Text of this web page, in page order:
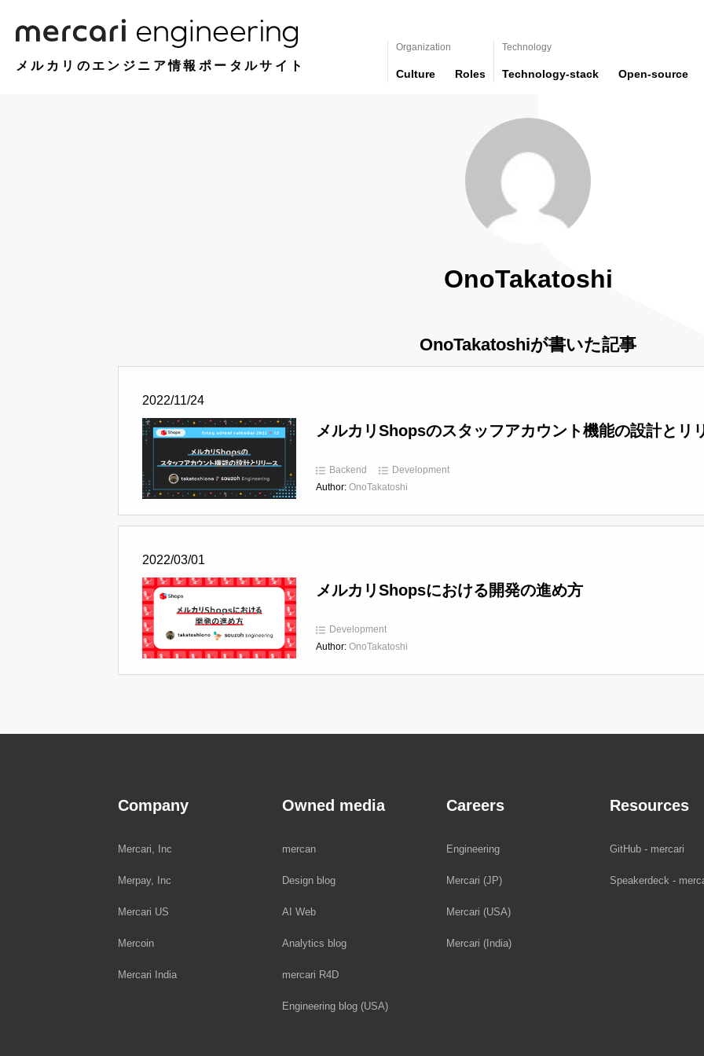
メルカリのエンジニア情報ポータルサイト
Organization
Culture Roles
Technology
Technology-stack Open-source
OnoTakatoshi
OnoTakatoshiが書いた記事
2022/11/24
メルカリShopsのスタッフアカウント機能の設計とリ
Backend
Development
Author: OnoTakatoshi
2022/03/01
メルカリShopsにおける開発の進め方
Development
Author: OnoTakatoshi
Company
Mercari, Inc
Merpay, Inc
Mercari US
Mercoin
Mercari India
Owned media
mercan
Design blog
AI Web
Analytics blog
mercari R4D
Engineering blog (USA)
Careers
Engineering
Mercari (JP)
Mercari (USA)
Mercari (India)
Resources
GitHub - mercari
Speakerdeck -